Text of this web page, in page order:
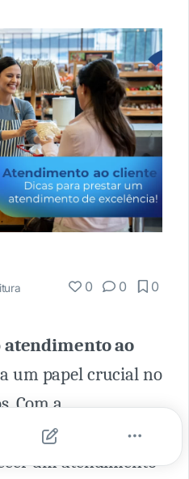
0 0 0
atendimento ao
um papel crucial no
Com a
e compras online,
um atendimento